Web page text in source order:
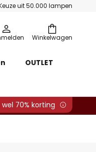
uit 50.000 lampen
Winkelwagen
OUTLET
70% korting